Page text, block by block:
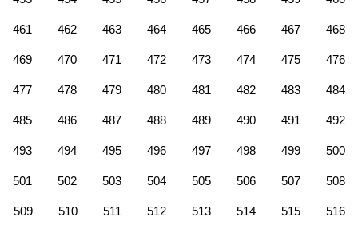
461 462 463 464 465 466 467 468
469 470 471 472 473 474 475 476
477 478 479 480 481 482 483 484
485 486 487 488 489 490 491 492
493 494 495 496 497 498 499 500
501 502 503 504 505 506 507 508
509 510 511 512 513 514 515 516